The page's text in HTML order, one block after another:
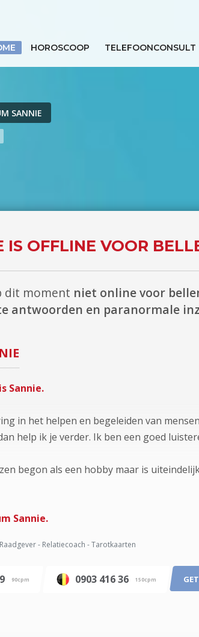
HOROSCOOP TELEFOONCONSULT
SANNIE
IS OFFLINE VOOR
dit moment niet online voor
antwoorden en paranormale
Sannie.
in het helpen en begeleiden van
help ik je verder. Ik ben een goed
begon als een hobby maar is
Sannie.
Raadgever - Relatiecoach - Tarotkaarten
90cpm 0903 416 36 150cpm